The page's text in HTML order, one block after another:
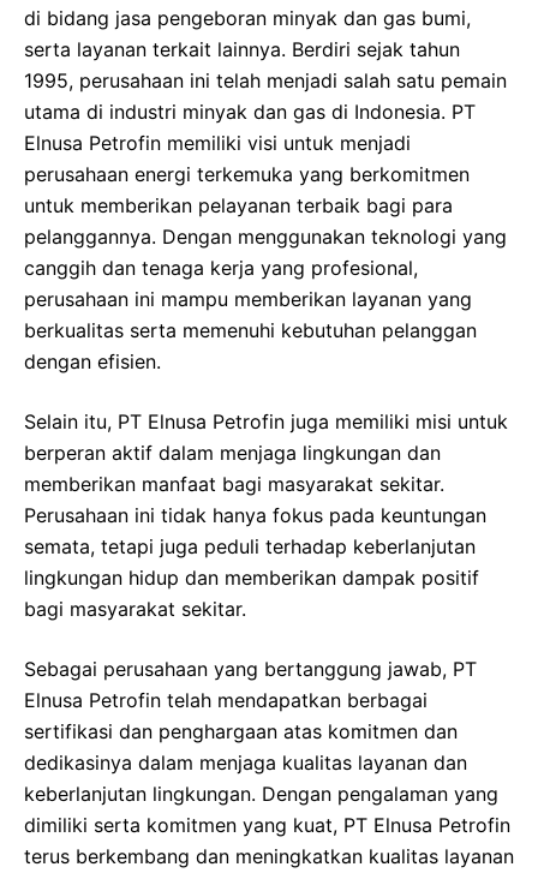
di bidang jasa pengeboran minyak dan gas bumi,
serta layanan terkait lainnya. Berdiri sejak tahun
1995, perusahaan ini telah menjadi salah satu pemain
utama di industri minyak dan gas di Indonesia. PT
Elnusa Petrofin memiliki visi untuk menjadi
perusahaan energi terkemuka yang berkomitmen
untuk memberikan pelayanan terbaik bagi para
pelanggannya. Dengan menggunakan teknologi yang
canggih dan tenaga kerja yang profesional,
perusahaan ini mampu memberikan layanan yang
berkualitas serta memenuhi kebutuhan pelanggan
dengan efisien.
Selain itu, PT Elnusa Petrofin juga memiliki misi untuk
berperan aktif dalam menjaga lingkungan dan
memberikan manfaat bagi masyarakat sekitar.
Perusahaan ini tidak hanya fokus pada keuntungan
semata, tetapi juga peduli terhadap keberlanjutan
lingkungan hidup dan memberikan dampak positif
bagi masyarakat sekitar.
Sebagai perusahaan yang bertanggung jawab, PT
Elnusa Petrofin telah mendapatkan berbagai
sertifikasi dan penghargaan atas komitmen dan
dedikasinya dalam menjaga kualitas layanan dan
keberlanjutan lingkungan. Dengan pengalaman yang
dimiliki serta komitmen yang kuat, PT Elnusa Petrofin
terus berkembang dan meningkatkan kualitas layanan